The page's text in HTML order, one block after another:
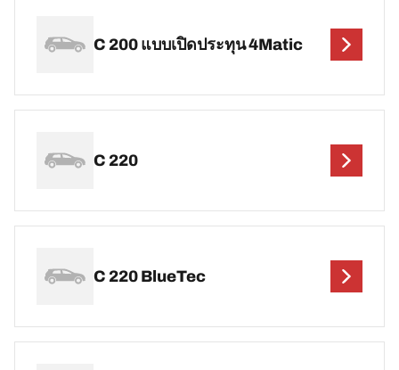
C 200 แบบเปิดประทุน 4Matic
C 220
C 220 BlueTec